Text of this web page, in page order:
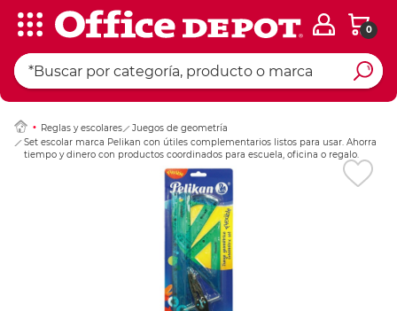
0
Reglas y escolares
Juegos de geometría
Set escolar marca Pelikan con útiles complementarios listos para usar. Ahorra
tiempo y dinero con productos coordinados para escuela, oficina o regalo.
Ingresar Codigo